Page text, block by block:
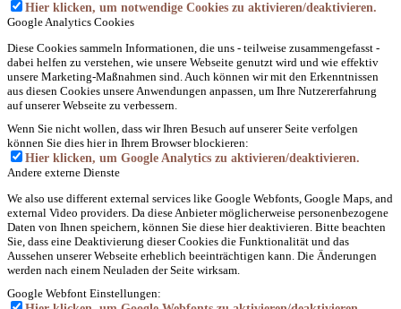
Hier klicken, um notwendige Cookies zu aktivieren/deaktivieren.
Google Analytics Cookies
Diese Cookies sammeln Informationen, die uns - teilweise zusammengefasst -
dabei helfen zu verstehen, wie unsere Webseite genutzt wird und wie effektiv
unsere Marketing-Maßnahmen sind. Auch können wir mit den Erkenntnissen
aus diesen Cookies unsere Anwendungen anpassen, um Ihre Nutzererfahrung
auf unserer Webseite zu verbessern.
Wenn Sie nicht wollen, dass wir Ihren Besuch auf unserer Seite verfolgen
können Sie dies hier in Ihrem Browser blockieren:
Hier klicken, um Google Analytics zu aktivieren/deaktivieren.
Andere externe Dienste
We also use different external services like Google Webfonts, Google Maps, and
external Video providers. Da diese Anbieter möglicherweise personenbezogene
Daten von Ihnen speichern, können Sie diese hier deaktivieren. Bitte beachten
Sie, dass eine Deaktivierung dieser Cookies die Funktionalität und das
Aussehen unserer Webseite erheblich beeinträchtigen kann. Die Änderungen
werden nach einem Neuladen der Seite wirksam.
Google Webfont Einstellungen: